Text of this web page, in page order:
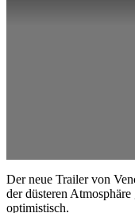
Der neue Trailer von
der düsteren
optimistisch.